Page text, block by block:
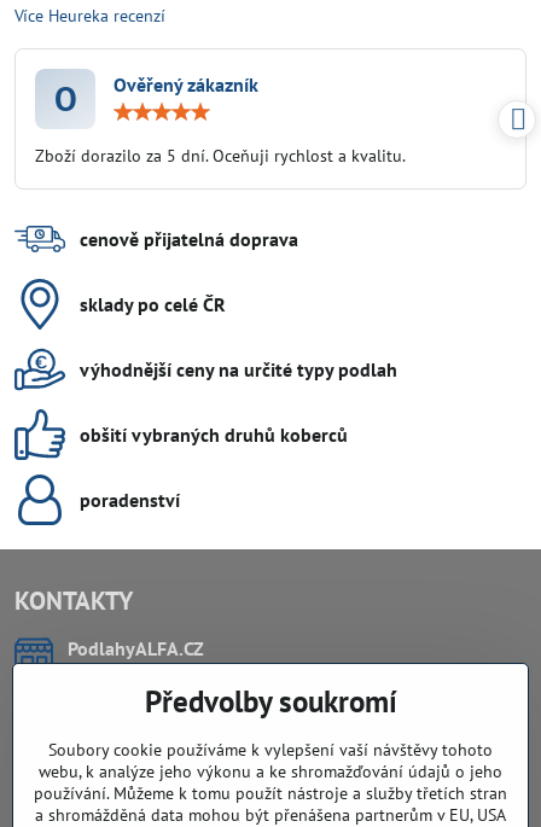
Více Heureka recenzí
O Ověřený zákazník
5
Zboží dorazilo za 5 dní. Oceňuji rychlost a kvalitu.
cenově přijatelná doprava
sklady po celé ČR
výhodnější ceny na určité typy podlah
obšití vybraných druhů koberců
poradenství
KONTAKTY
PodlahyALFA​.CZ
Záříčí, ev.č. 54
768 11 Chropyně
DIČ: CZ8103114129
Sklad, vzorkovna PO TELEFONICKÉ DOMLUVĚ
Záříčí ev. č. 54
Předvolby soukromí
Soubory cookie používáme k vylepšení vaší návštěvy tohoto
webu, k analýze jeho výkonu a ke shromažďování údajů o jeho
používání. Můžeme k tomu použít nástroje a služby třetích stran
a shromážděná data mohou být přenášena partnerům v EU, USA